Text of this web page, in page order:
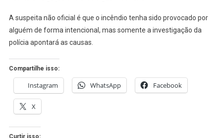
A suspeita não oficial é que o incêndio tenha sido provocado por
alguém de forma intencional, mas somente a investigação da
polícia apontará as causas.
Compartilhe isso:
Instagram WhatsApp Facebook
X
Curtir isso: